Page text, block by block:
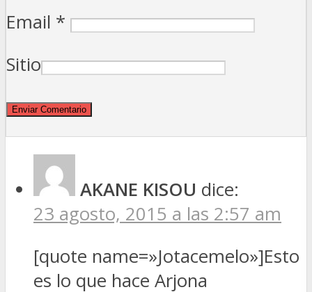
Email *
Sitio
AKANE KISOU dice:
23 agosto, 2015 a las 2:57 am
[quote name=»Jotacemelo»]Esto
es lo que hace Arjona